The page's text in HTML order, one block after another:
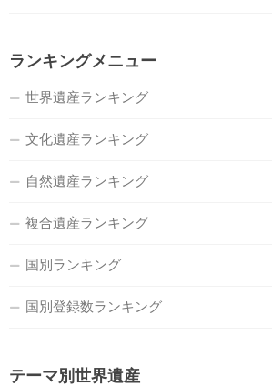
ランキングメニュー
世界遺産ランキング
文化遺産ランキング
自然遺産ランキング
複合遺産ランキング
国別ランキング
国別登録数ランキング
テーマ別世界遺産